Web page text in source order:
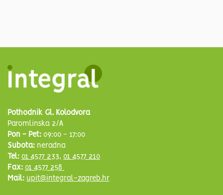
Pothodnik Gl. Kolodvora
Paromlinska 2/A
Pon - Pet: 09:00 - 17:00
Subota: neradna
Tel: 01 4577 233, 01 4577 210
Fax: 01 4577 258
Mail: upit@integral-zagreb.hr